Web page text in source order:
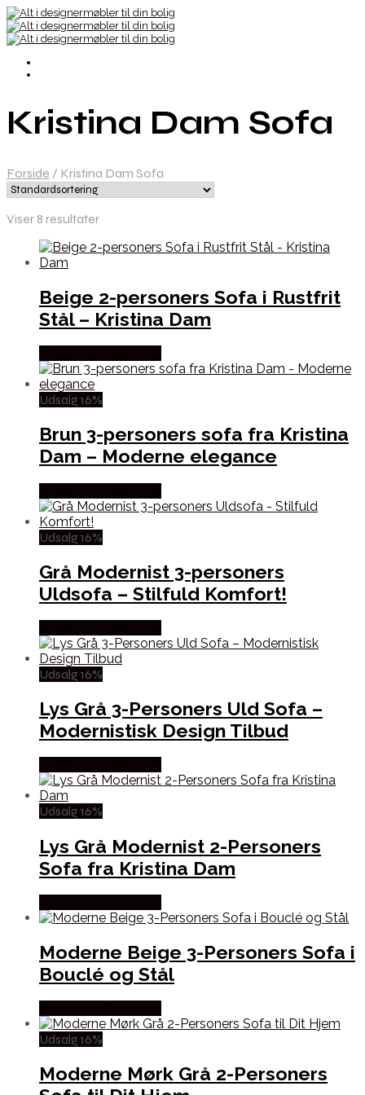
Kristina Dam Sofa
Forside / Kristina Dam Sofa
Viser 8 resultater
Beige 2-personers Sofa i Rustfrit
Stål – Kristina Dam
Udsalg 16%
Brun 3-personers sofa fra Kristina
Dam – Moderne elegance
Udsalg 16%
Grå Modernist 3-personers
Uldsofa – Stilfuld Komfort!
Udsalg 16%
Lys Grå 3-Personers Uld Sofa –
Modernistisk Design Tilbud
Udsalg 16%
Lys Grå Modernist 2-Personers
Sofa fra Kristina Dam
Moderne Beige 3-Personers Sofa i
Bouclé og Stål
Udsalg 16%
Moderne Mørk Grå 2-Personers